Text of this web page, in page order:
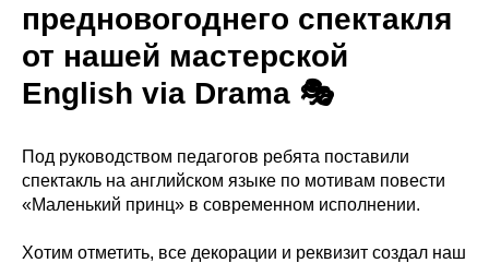
предновогоднего спектакля
от нашей мастерской
English via Drama 🎭
Под руководством педагогов ребята поставили
спектакль на английском языке по мотивам повести
«Маленький принц» в современном исполнении.
Хотим отметить, все декорации и реквизит создал наш